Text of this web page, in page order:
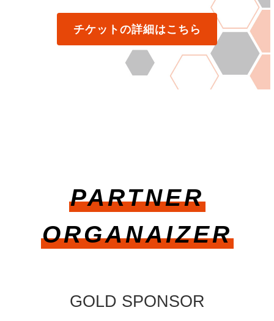
チケットの詳細はこちら
PARTNER
ORGANAIZER
GOLD SPONSOR